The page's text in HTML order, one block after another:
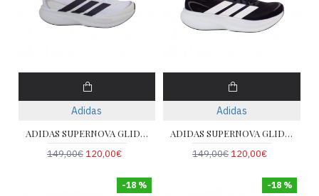
Adidas
ADIDAS SUPERNOVA GLIDE M KK3617
149,00€ 120,00€
Adidas
ADIDAS SUPERNOVA GLIDE M HQ7560
149,00€ 120,00€
-18 % -18 %